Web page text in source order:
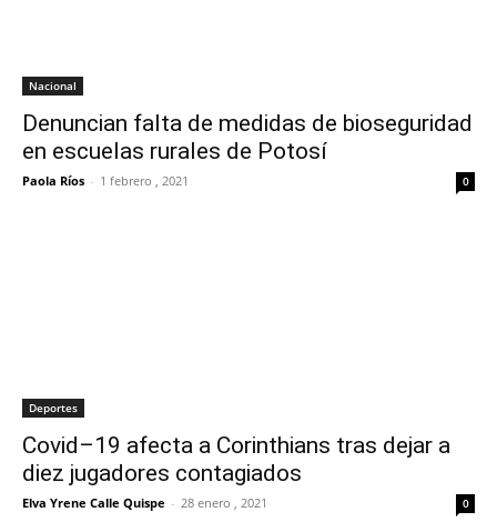
Nacional
Denuncian falta de medidas de bioseguridad
en escuelas rurales de Potosí
Paola Ríos - 1 febrero , 2021 0
Deportes
Covid–19 afecta a Corinthians tras dejar a
diez jugadores contagiados
Elva Yrene Calle Quispe - 28 enero , 2021 0